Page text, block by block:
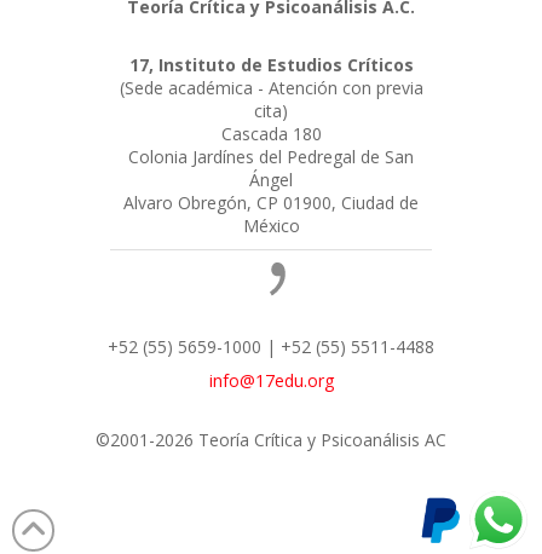
Teoría Crítica y Psicoanálisis A.C.
17, Instituto de Estudios Críticos
(Sede académica - Atención con previa
cita)
Cascada 180
Colonia Jardínes del Pedregal de San
Ángel
Alvaro Obregón, CP 01900, Ciudad de
México
+52 (55) 5659-1000 | +52 (55) 5511-4488
info@17edu.org
©2001-2026 Teoría Crítica y Psicoanálisis AC